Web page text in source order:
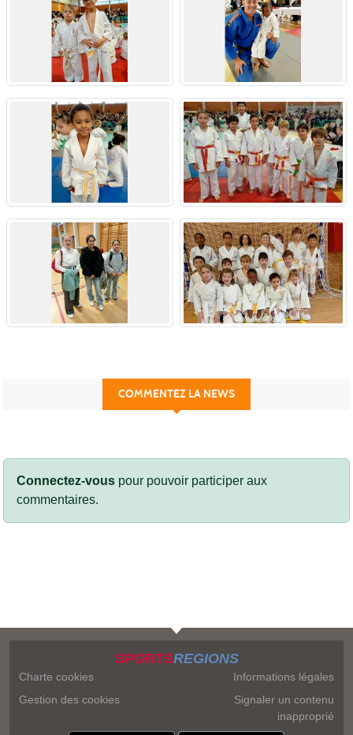
COMMENTEZ LA NEWS
Connectez-vous pour pouvoir participer aux
commentaires.
SPORTSREGIONS
Charte cookies
Gestion des cookies
Informations légales
Signaler un contenu
inapproprié